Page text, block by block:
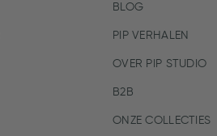
BLOG
PIP VERHALEN
OVER PIP STUDIO
B2B
ONZE COLLECTIES